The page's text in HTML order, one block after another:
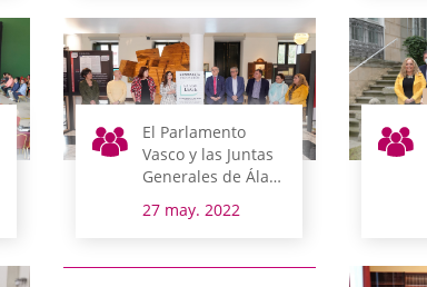
El Parlamento
Vasco y las Juntas
Generales de Álava
exposición ‘Hitzak
27 may. 2022